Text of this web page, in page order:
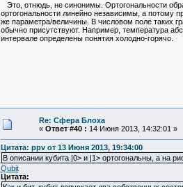
Это, отнюдь, не синонимы. Ортогональности
ортогональности линейно независимы, а потому
же параметра/величины. В числовом поле таких
обычно присутствуют. Например, температура
интервале определены понятия холодно-горячо.
Re: Сфера Блоха
« Ответ #40 : 14 Июня 2013, 14:32:01 »
Цитата: ppv от 13 Июня 2013, 19:34:00
В описании кубита |0> и |1> ортогональны, а на
Qubit
Цитата: